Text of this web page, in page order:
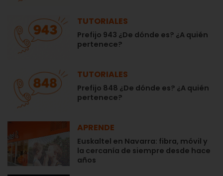
TUTORIALES
Prefijo 943 ¿De dónde es? ¿A quién
pertenece?
TUTORIALES
Prefijo 848 ¿De dónde es? ¿A quién
pertenece?
APRENDE
Euskaltel en Navarra: fibra, móvil y
la cercanía de siempre desde hace
años